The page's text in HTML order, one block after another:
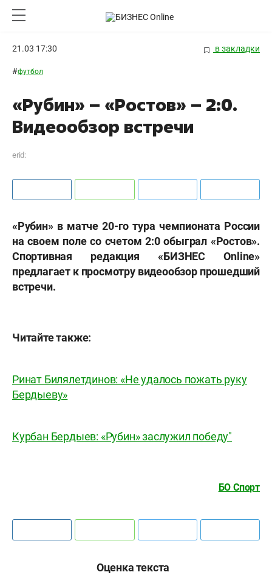
21.03 17:30 в закладки
#футбол
«Рубин» – «Ростов» – 2:0.
Видеообзор встречи
erid:
«Рубин» в матче 20-го тура чемпионата России
на своем поле со счетом 2:0 обыграл «Ростов».
Спортивная редакция «БИЗНЕСOnline»
предлагает к просмотру видеообзор прошедший
встречи.
Читайте также:
Ринат Билялетдинов: «Не удалось пожать руку
Бердыеву»
Курбан Бердыев: «Рубин» заслужил победу"
БО Спорт
Оценка текста